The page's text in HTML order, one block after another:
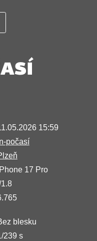
15:59
In-počasí
17 Pro
blesku
239 s